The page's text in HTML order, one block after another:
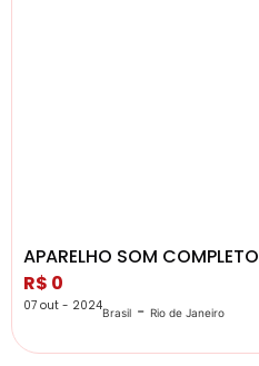
APARELHO SOM COMPLETO
R$ 0
07 out - 2024Brasil - Rio de Janeiro